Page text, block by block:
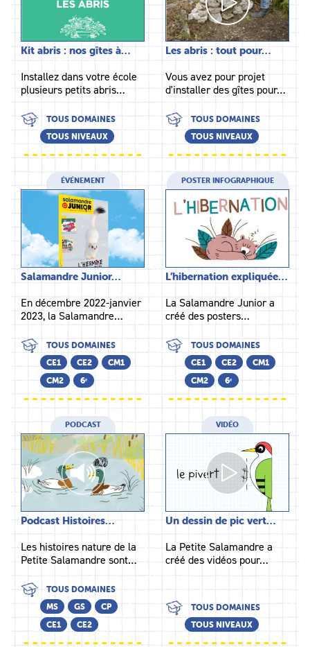
Kit abris : nos gîtes à…
Installez dans votre école
plusieurs petits abris…
TOUS DOMAINES
TOUS NIVEAUX
Les abris : tout pour…
Vous avez pour projet
d'installer des gîtes pour…
TOUS DOMAINES
TOUS NIVEAUX
ÉVÉNEMENT
Salamandre Junior…
En décembre 2022-janvier
2023, la Salamandre…
TOUS DOMAINES
CE1
CE2
CM1
CM2
6ᵉ
POSTER INFOGRAPHIQUE
L’hibernation expliquée…
La Salamandre Junior a
créé des posters…
TOUS DOMAINES
CE1
CE2
CM1
CM2
6ᵉ
PODCAST
Podcast Histoires…
Les histoires nature de la
Petite Salamandre sont…
TOUS DOMAINES
MS
GS
CP
CE1
CE2
VIDÉO
Un dessin de pic vert…
La Petite Salamandre a
créé des vidéos pour…
TOUS DOMAINES
TOUS NIVEAUX